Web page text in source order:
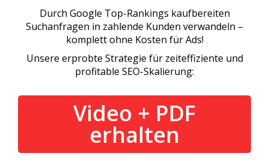
Durch Google Top-Rankings kaufbereiten
Suchanfragen in zahlende Kunden verwandeln –
komplett ohne Kosten für Ads!
Unsere erprobte Strategie für zeiteffiziente und
profitable SEO-Skalierung:
Video + PDF
erhalten